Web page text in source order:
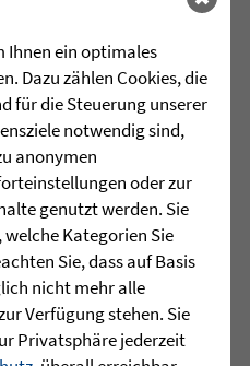
wichtigste Reise
sondern mit
Gruppe junger
Schritt im Juni
Ihnen ein optimales
Dazu zählen Cookies, die
für die Steuerung unserer
notwendig sind,
anonymen
oder zur
genutzt werden. Sie
Kategorien Sie
Sie, dass auf Basis
nicht mehr alle
Verfügung stehen. Sie
Privatsphäre jederzeit